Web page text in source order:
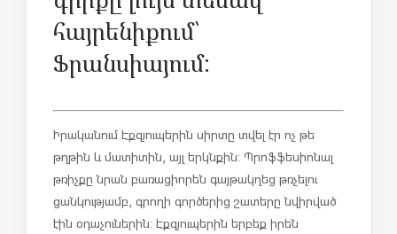
հայրենիքում՝
Ֆրանսիայում:
Իրականում Էքզյուպերին սիրտը տվել էր ոչ թե
թղթին և մատիտին, այլ երկնքին: Պրոֆֆեսիոնալ
թռիչքը նրան բառացիորեն գայթակղեց թռչելու
ցանկությամբ, գրողի գործերից շատերը նվիրված
էին օդաչուներին: Էքզյուպերին երբեք իրեն